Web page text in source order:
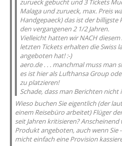
zurueck gebucht und 3 Tickets
Malaga und zurueck, max. Preis
Handgepaeck) das ist der billigste
den vergangenen 2 1/2 Jahren.
Vielleicht hatten wir NACH
letzten Tickets erhalten die Swiss
angeboten hat! :-)
aero.de . . . manchmal muss man
es ist hier als Lufthansa Group
zu platzieren!
Schade, dass man Berichten
Wieso buchen Sie eigentlich (der
einem Reisebüro arbeitet) Flüger
seit Jahren kritisieren?
Produkt angeboten, auch wenn Sie
micht einfach eine Provision